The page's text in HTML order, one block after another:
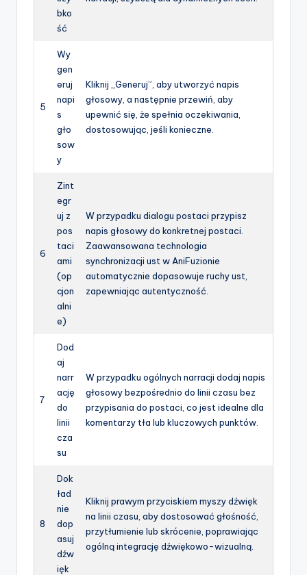
bko
ść
5
Wy
gen
eruj
napi
s
gło
sow
y
Kliknij „Generuj”, aby utworzyć napis
głosowy, a następnie przewiń, aby
upewnić się, że spełnia oczekiwania,
dostosowując, jeśli konieczne.
6
Zint
egr
uj z
pos
taci
ami
(op
cjon
alni
e)
W przypadku dialogu postaci przypisz
napis głosowy do konkretnej postaci.
Zaawansowana technologia
synchronizacji ust w AniFuzionie
automatycznie dopasowuje ruchy ust,
zapewniając autentyczność.
7
Dod
aj
narr
ację
do
linii
cza
su
W przypadku ogólnych narracji dodaj napis
głosowy bezpośrednio do linii czasu bez
przypisania do postaci, co jest idealne dla
komentarzy tła lub kluczowych punktów.
8
Dok
ład
nie
dop
asuj
dźw
ięk
Kliknij prawym przyciskiem myszy dźwięk
na linii czasu, aby dostosować głośność,
przytłumienie lub skrócenie, poprawiając
ogólną integrację dźwiękowo-wizualną.